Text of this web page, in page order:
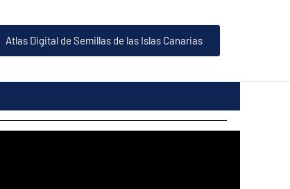
Atlas Digital de Semillas de las Islas Canarias